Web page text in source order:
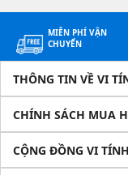
MIỄN PHÍ VẬN
CHUYỂN
THÔNG TIN VỀ VI
CHÍNH SÁCH MUA
CỘNG ĐỒNG VI